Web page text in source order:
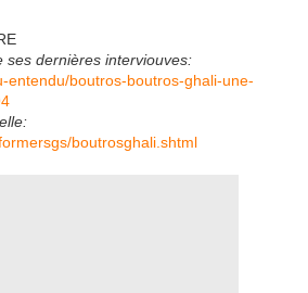
ses dernières interviouves:
entendu/boutros-boutros-ghali-une-
boutrosghali.shtml